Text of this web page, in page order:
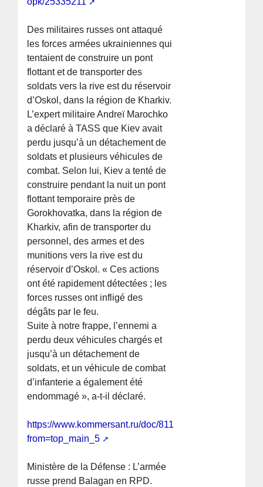
Des militaires russes ont attaqué
les forces armées ukrainiennes qui
tentaient de construire un pont
flottant et de transporter des
soldats vers la rive est du réservoir
d’Oskol, dans la région de Kharkiv.
L’expert militaire Andreï Marochko
a déclaré à TASS que Kiev avait
perdu jusqu’à un détachement de
soldats et plusieurs véhicules de
combat. Selon lui, Kiev a tenté de
construire pendant la nuit un pont
flottant temporaire près de
Gorokhovatka, dans la région de
Kharkiv, afin de transporter du
personnel, des armes et des
munitions vers la rive est du
réservoir d’Oskol. « Ces actions
ont été rapidement détectées ; les
forces russes ont infligé des
dégâts par le feu.
Suite à notre frappe, l’ennemi a
perdu deux véhicules chargés et
jusqu’à un détachement de
soldats, et un véhicule de combat
d’infanterie a également été
endommagé », a-t-il déclaré.
https://www.kommersant.ru/doc/8119695?
from=top_main_5
Ministère de la Défense : L’armée
russe prend Balagan en RPD.